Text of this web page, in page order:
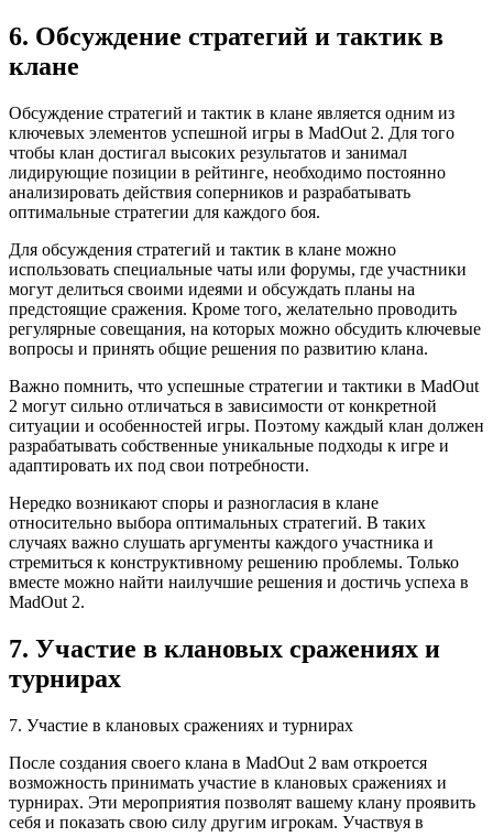
6. Обсуждение стратегий и тактик в
клане
Обсуждение стратегий и тактик в клане является одним из
ключевых элементов успешной игры в MadOut 2. Для того
чтобы клан достигал высоких результатов и занимал
лидирующие позиции в рейтинге, необходимо постоянно
анализировать действия соперников и разрабатывать
оптимальные стратегии для каждого боя.
Для обсуждения стратегий и тактик в клане можно
использовать специальные чаты или форумы, где участники
могут делиться своими идеями и обсуждать планы на
предстоящие сражения. Кроме того, желательно проводить
регулярные совещания, на которых можно обсудить ключевые
вопросы и принять общие решения по развитию клана.
Важно помнить, что успешные стратегии и тактики в MadOut
2 могут сильно отличаться в зависимости от конкретной
ситуации и особенностей игры. Поэтому каждый клан должен
разрабатывать собственные уникальные подходы к игре и
адаптировать их под свои потребности.
Нередко возникают споры и разногласия в клане
относительно выбора оптимальных стратегий. В таких
случаях важно слушать аргументы каждого участника и
стремиться к конструктивному решению проблемы. Только
вместе можно найти наилучшие решения и достичь успеха в
MadOut 2.
7. Участие в клановых сражениях и
турнирах
7. Участие в клановых сражениях и турнирах
После создания своего клана в MadOut 2 вам откроется
возможность принимать участие в клановых сражениях и
турнирах. Эти мероприятия позволят вашему клану проявить
себя и показать свою силу другим игрокам. Участвуя в